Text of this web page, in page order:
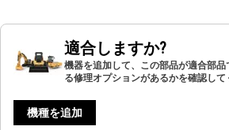
適合しますか?
機器を追加して、この部品が適合部
る修理オプションがあるかを確認して
機種を追加